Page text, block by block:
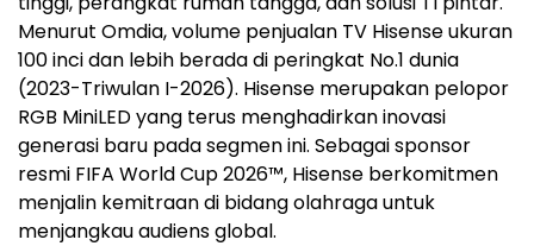
Menurut Omdia, volume penjualan TV Hisense ukuran
100 inci dan lebih berada di peringkat No.1 dunia
(2023-Triwulan I-2026). Hisense merupakan pelopor
RGB MiniLED yang terus menghadirkan inovasi
generasi baru pada segmen ini. Sebagai sponsor
resmi FIFA World Cup 2026™, Hisense berkomitmen
menjalin kemitraan di bidang olahraga untuk
menjangkau audiens global.